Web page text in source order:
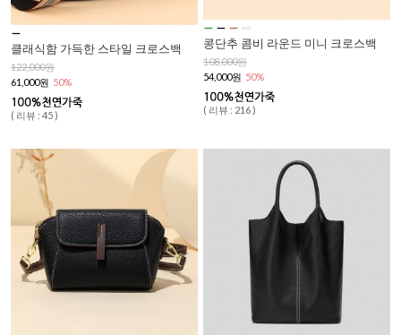
클래식함 가득한 스타일 크로스백
122,000원
61,000원 50%
( 리뷰 : 45 )
콩단추 콤비 라운드 미니 크로스백
108,000원
54,000원 50%
( 리뷰 : 216 )